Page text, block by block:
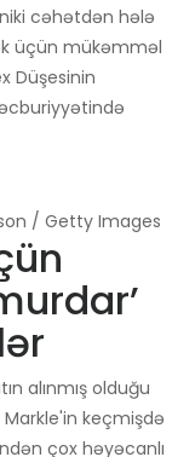
cəhətdən hələ
üçün mükəmməl
Düşesinin
/ Getty Images
alınmış olduğu
keçmişdə
çox həyəcanlı